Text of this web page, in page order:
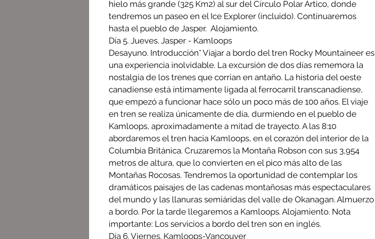
hielo más grande (325 Km2) al sur del Círculo Polar Ártico, donde
tendremos un paseo en el Ice Explorer (incluido). Continuaremos
hasta el pueblo de Jasper. Alojamiento.
Día 5. Jueves. Jasper - Kamloops
Desayuno. Introducción* Viajar a bordo del tren Rocky Mountaineer es
una experiencia inolvidable. La excursión de dos días rememora la
nostalgia de los trenes que corrían en antaño. La historia del oeste
canadiense está íntimamente ligada al ferrocarril transcanadiense,
que empezó a funcionar hace sólo un poco más de 100 años. El viaje
en tren se realiza únicamente de día, durmiendo en el pueblo de
Kamloops, aproximadamente a mitad de trayecto. A las 8:10
abordaremos el tren hacia Kamloops, en el corazón del interior de la
Columbia Británica. Cruzaremos la Montaña Robson con sus 3,954
metros de altura, que lo convierten en el pico más alto de las
Montañas Rocosas. Tendremos la oportunidad de contemplar los
dramáticos paisajes de las cadenas montañosas más espectaculares
del mundo y las llanuras semiáridas del valle de Okanagan. Almuerzo
a bordo. Por la tarde llegaremos a Kamloops. Alojamiento. Nota
importante: Los servicios a bordo del tren son en inglés.
Día 6. Viernes. Kamloops-Vancouver